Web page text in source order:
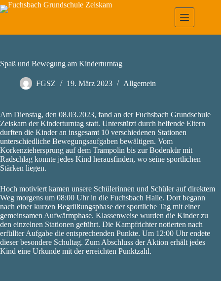
Zum
Inhalt
Spaß und Bewegung am Kinderturntag
FGSZ 19. März 2023 Allgemein
Am Dienstag, den 08.03.2023, fand an der Fuchsbach Grundschule
Zeiskam der Kinderturntag statt. Unterstützt durch helfende Eltern
durften die Kinder an insgesamt 10 verschiedenen Stationen
unterschiedliche Bewegungsaufgaben bewältigen. Vom
Korkenziehersprung auf dem Trampolin bis zur Bodenkür mit
Radschlag konnte jedes Kind herausfinden, wo seine sportlichen
Stärken liegen.
Hoch motiviert kamen unsere Schülerinnen und Schüler auf direktem
Weg morgens um 08:00 Uhr in die Fuchsbach Halle. Dort begann
nach einer kurzen Begrüßungsphase der sportliche Tag mit einer
gemeinsamen Aufwärmphase. Klassenweise wurden die Kinder zu
den einzelnen Stationen geführt. Die Kampfrichter notierten nach
erfüllter Aufgabe die entsprechenden Punkte. Um 12:00 Uhr endete
dieser besondere Schultag. Zum Abschluss der Aktion erhält jedes
Kind eine Urkunde mit der erreichten Punktzahl.